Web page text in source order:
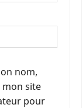
nom,
mon site
pour